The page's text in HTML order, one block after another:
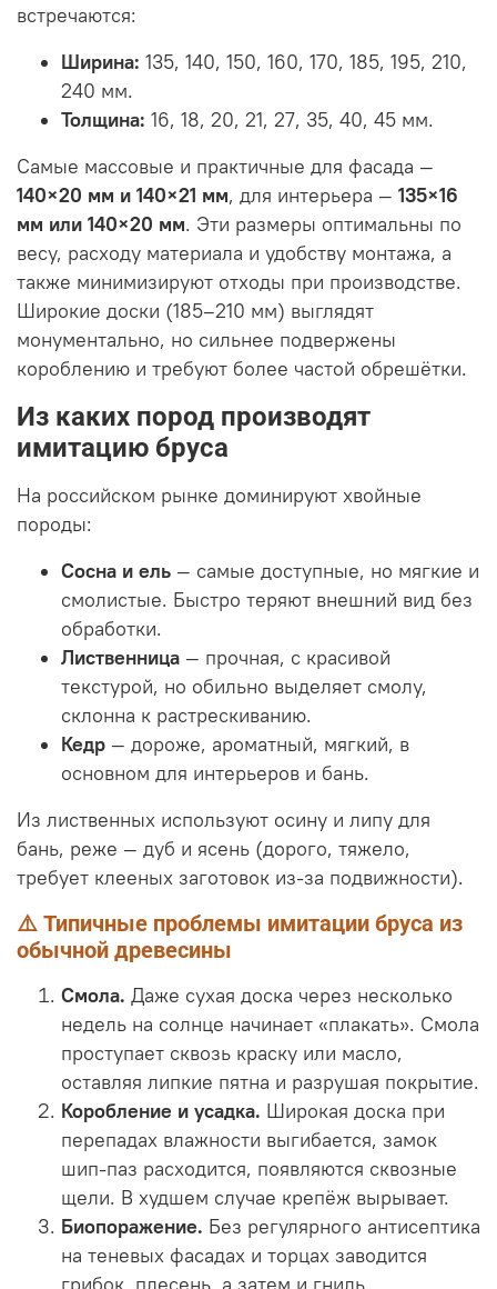
встречаются:
Ширина: 135, 140, 150, 160, 170, 185, 195, 210,
240 мм.
Толщина: 16, 18, 20, 21, 27, 35, 40, 45 мм.
Самые массовые и практичные для фасада —
140×20 мм и 140×21 мм, для интерьера — 135×16
мм или 140×20 мм. Эти размеры оптимальны по
весу, расходу материала и удобству монтажа, а
также минимизируют отходы при производстве.
Широкие доски (185–210 мм) выглядят
монументально, но сильнее подвержены
короблению и требуют более частой обрешётки.
Из каких пород производят
имитацию бруса
На российском рынке доминируют хвойные
породы:
Сосна и ель — самые доступные, но мягкие и
смолистые. Быстро теряют внешний вид без
обработки.
Лиственница — прочная, с красивой
текстурой, но обильно выделяет смолу,
склонна к растрескиванию.
Кедр — дороже, ароматный, мягкий, в
основном для интерьеров и бань.
Из лиственных используют осину и липу для
бань, реже — дуб и ясень (дорого, тяжело,
требует клееных заготовок из-за подвижности).
⚠️ Типичные проблемы имитации бруса из
обычной древесины
Смола. Даже сухая доска через несколько
недель на солнце начинает «плакать». Смола
проступает сквозь краску или масло,
оставляя липкие пятна и разрушая покрытие.
Коробление и усадка. Широкая доска при
перепадах влажности выгибается, замок
шип-паз расходится, появляются сквозные
щели. В худшем случае крепёж вырывает.
Биопоражение. Без регулярного антисептика
на теневых фасадах и торцах заводится
грибок, плесень, а затем и гниль.